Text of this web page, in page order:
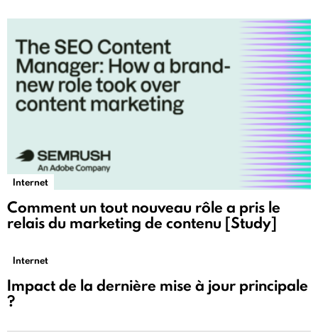
Internet
Comment un tout nouveau rôle a pris le
relais du marketing de contenu [Study]
Internet
Impact de la dernière mise à jour principale
?